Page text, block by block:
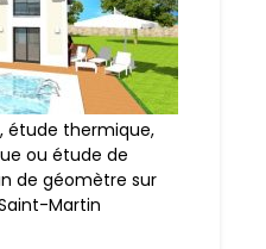
étude thermique,
ou étude de
de géomètre sur
Martin